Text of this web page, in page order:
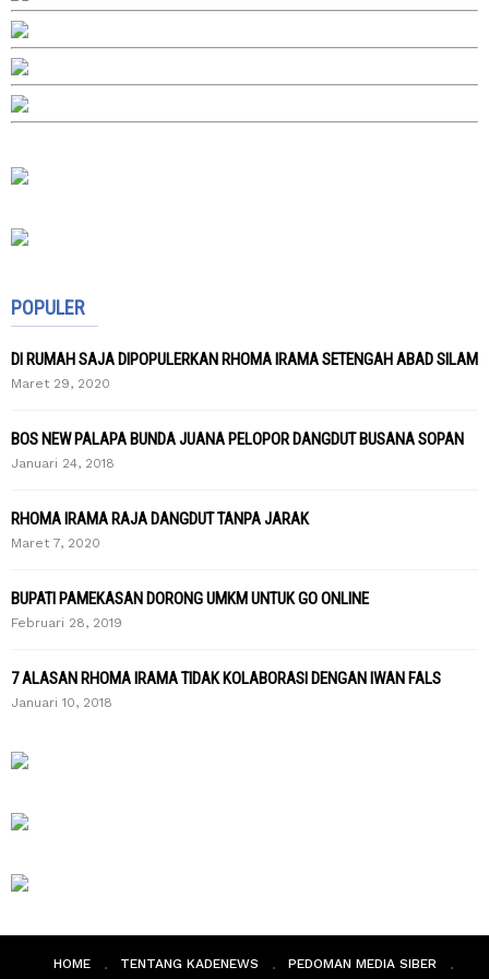
POPULER
DI RUMAH SAJA DIPOPULERKAN RHOMA IRAMA SETENGAH ABAD SILAM
Maret 29, 2020
BOS NEW PALAPA BUNDA JUANA PELOPOR DANGDUT BUSANA SOPAN
Januari 24, 2018
RHOMA IRAMA RAJA DANGDUT TANPA JARAK
Maret 7, 2020
BUPATI PAMEKASAN DORONG UMKM UNTUK GO ONLINE
Februari 28, 2019
7 ALASAN RHOMA IRAMA TIDAK KOLABORASI DENGAN IWAN FALS
Januari 10, 2018
HOME TENTANG KADENEWS PEDOMAN MEDIA SIBER